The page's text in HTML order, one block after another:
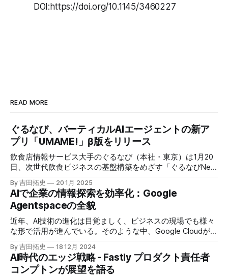
DOI:https://doi.org/10.1145/3460227
READ MORE
ぐるなび、バーティカルAIエージェントの新ア
プリ「UMAME!」β版をリリース
飲食店情報サービス大手のぐるなび（本社・東京）は1月20
日、次世代飲食ビジネスの基盤構築をめざす「ぐるなびNext
プロジェクト」の初成果として、新たな飲食店探索アプリ
「UMAME!（うまみー！）」のβ版を公開した。
By 吉田拓史 20 1月 2025
AIで企業の情報探索を効率化：Google
Agentspaceの全貌
近年、AI技術の進化は目覚ましく、ビジネスの現場でも様々
な形で活用が進んでいる。そのような中、Google Cloudが新
たに発表したGoogle Agentspaceは、いま注目を集めるAIエ
ージェントがエンタープライズITを大きく変革する予兆と言
えるだろう。
By 吉田拓史 18 12月 2024
AI時代のエッジ戦略 - Fastly プロダクト責任者
コンプトンが展望を語る